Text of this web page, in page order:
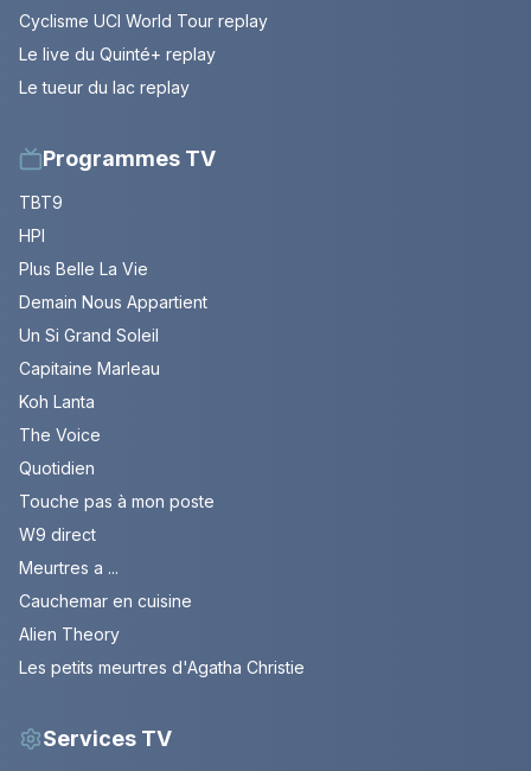
Cyclisme UCI World Tour replay
Le live du Quinté+ replay
Le tueur du lac replay
Programmes TV
TBT9
HPI
Plus Belle La Vie
Demain Nous Appartient
Un Si Grand Soleil
Capitaine Marleau
Koh Lanta
The Voice
Quotidien
Touche pas à mon poste
W9 direct
Meurtres a ...
Cauchemar en cuisine
Alien Theory
Les petits meurtres d'Agatha Christie
Services TV